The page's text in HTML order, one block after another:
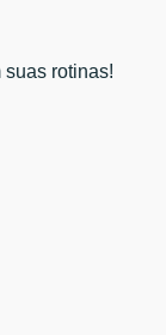
rotinas!